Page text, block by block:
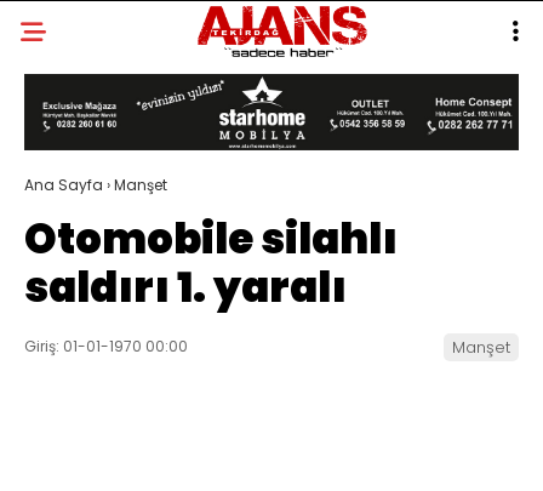
Ana Sayfa ›Manşet
Otomobile silahlı
saldırı 1. yaralı
Giriş: 01-01-1970 00:00 Manşet